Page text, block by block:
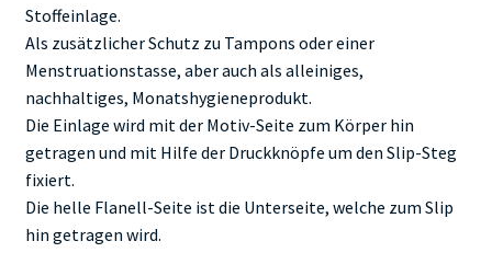
Stoffeinlage.
Als zusätzlicher Schutz zu Tampons oder einer
Menstruationstasse, aber auch als alleiniges,
nachhaltiges, Monatshygieneprodukt.
Die Einlage wird mit der Motiv-Seite zum Körper hin
getragen und mit Hilfe der Druckknöpfe um den Slip-Steg
fixiert.
Die helle Flanell-Seite ist die Unterseite, welche zum Slip
hin getragen wird.